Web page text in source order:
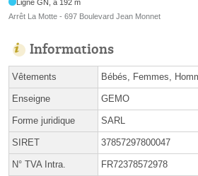
Ligne GN, à 192 m
Arrêt La Motte - 697 Boulevard Jean Monnet
Informations
Vêtements Bébés, Femmes,
Enseigne GEMO
Forme juridique SARL
SIRET 37857297800047
N° TVA Intra. FR72378572978